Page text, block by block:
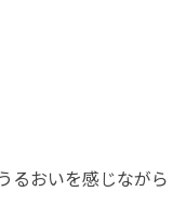
おいを感じながら